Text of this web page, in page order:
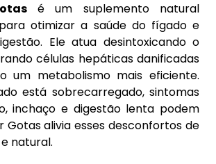
é um suplemento natural
otimizar a saúde do fígado e
Ele atua desintoxicando o
células hepáticas danificadas
um metabolismo mais eficiente.
está sobrecarregado, sintomas
inchaço e digestão lenta podem
Gotas alivia esses desconfortos de
natural.